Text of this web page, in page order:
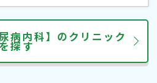
病内科】のクリニック
探す